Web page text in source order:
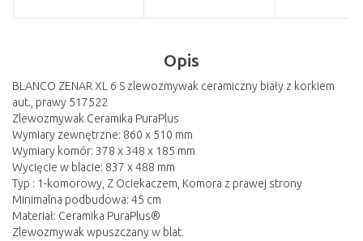
Opis
BLANCO ZENAR XL 6 S zlewozmywak ceramiczny biały z korkiem
aut., prawy 517522
Zlewozmywak Ceramika PuraPlus
Wymiary zewnętrzne: 860 x 510 mm
Wymiary komór: 378 x 348 x 185 mm
Wycięcie w blacie: 837 x 488 mm
Typ : 1-komorowy, Z Ociekaczem, Komora z prawej strony
Minimalna podbudowa: 45 cm
Materiał: Ceramika PuraPlus®
Zlewozmywak wpuszczany w blat.